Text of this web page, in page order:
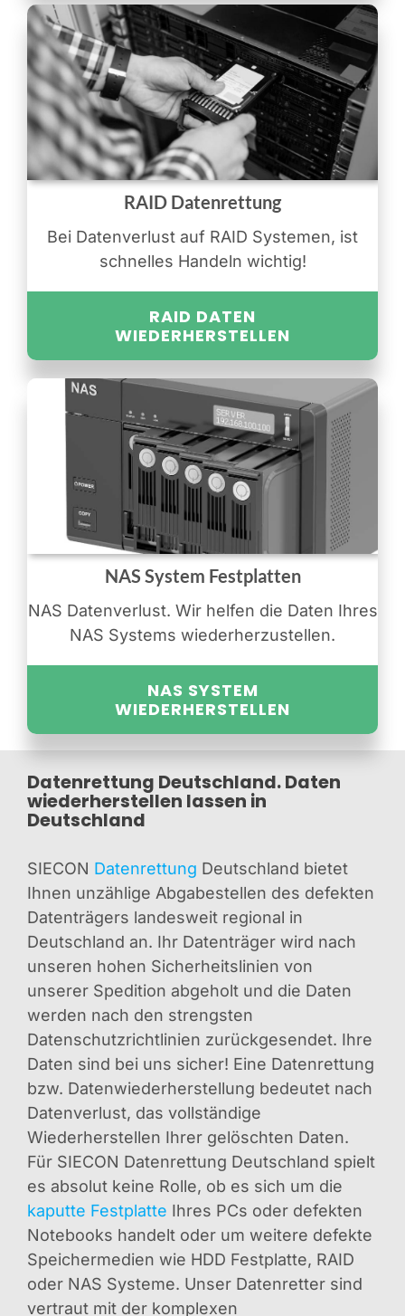
RAID Datenrettung
Bei Datenverlust auf RAID Systemen, ist
schnelles Handeln wichtig!
RAID DATEN
WIEDERHERSTELLEN
NAS System Festplatten
NAS Datenverlust. Wir helfen die Daten Ihres
NAS Systems wiederherzustellen.
NAS SYSTEM
WIEDERHERSTELLEN
Datenrettung Deutschland. Daten
wiederherstellen lassen in
Deutschland
SIECON Datenrettung Deutschland bietet
Ihnen unzählige Abgabestellen des defekten
Datenträgers landesweit regional in
Deutschland an. Ihr Datenträger wird nach
unseren hohen Sicherheitslinien von
unserer Spedition abgeholt und die Daten
werden nach den strengsten
Datenschutzrichtlinien zurückgesendet. Ihre
Daten sind bei uns sicher! Eine Datenrettung
bzw. Datenwiederherstellung bedeutet nach
Datenverlust, das vollständige
Wiederherstellen Ihrer gelöschten Daten.
Für SIECON Datenrettung Deutschland spielt
es absolut keine Rolle, ob es sich um die
kaputte Festplatte Ihres PCs oder defekten
Notebooks handelt oder um weitere defekte
Speichermedien wie HDD Festplatte, RAID
oder NAS Systeme. Unser Datenretter sind
vertraut mit der komplexen